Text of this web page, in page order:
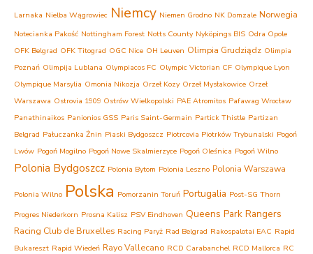
Larnaka Nielba Wągrowiec Niemcy Niemen Grodno NK Domzale Norwegia
Notecianka Pakość Nottingham Forest Notts County Nyköpings BIS Odra Opole
OFK Belgrad OFK Titograd OGC Nice OH Leuven Olimpia Grudziądz Olimpia
Poznań Olimpija Lublana Olympiacos FC Olympic Victorian CF Olympique Lyon
Olympique Marsylia Omonia Nikozja Orzeł Kozy Orzeł Mysłakowice Orzeł
Warszawa Ostrovia 1909 Ostrów Wielkopolski PAE Atromitos Pafawag Wrocław
Panathinaikos Panionios GSS Paris Saint-Germain Partick Thistle Partizan
Belgrad Pałuczanka Żnin Piaski Bydgoszcz Piotrcovia Piotrków Trybunalski Pogoń
Lwów Pogoń Mogilno Pogoń Nowe Skalmierzyce Pogoń Oleśnica Pogoń Wilno
Polonia Bydgoszcz Polonia Bytom Polonia Leszno Polonia Warszawa
Polonia Wilno Polska Pomorzanin Toruń Portugalia Post-SG Thorn
Progres Niederkorn Prosna Kalisz PSV Eindhoven Queens Park Rangers
Racing Club de Bruxelles Racing Paryż Rad Belgrad Rakospalotai EAC Rapid
Bukareszt Rapid Wiedeń Rayo Vallecano RCD Carabanchel RCD Mallorca RC